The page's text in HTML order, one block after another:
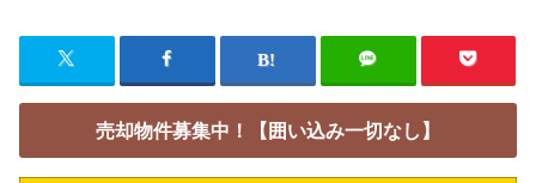
売却物件募集中！【囲い込み一切なし】